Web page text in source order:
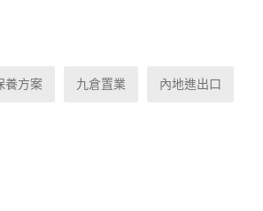
養方案 九倉置業 內地進出口